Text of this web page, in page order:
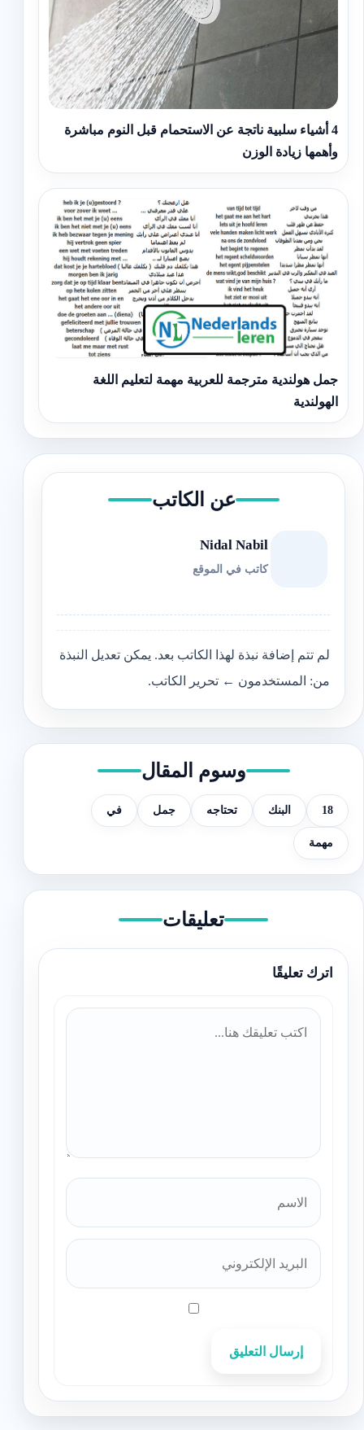
4 أشياء سلبية ناتجة عن الاستحمام قبل النوم مباشرة
وأهمها زيادة الوزن
جمل هولندية مترجمة للعربية مهمة لتعليم اللغة
الهولندية
عن الكاتب
Nidal Nabil
كاتب في الموقع
لم تتم إضافة نبذة لهذا الكاتب بعد. يمكن تعديل النبذة
من: المستخدمون ← تحرير الكاتب.
وسوم المقال
18 البنك تحتاجه جمل في
مهمة
تعليقات
اترك تعليقًا
إرسال التعليق